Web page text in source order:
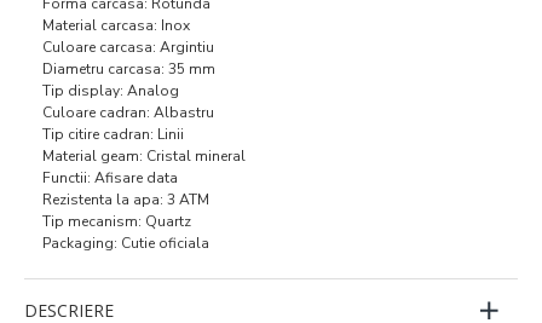
Material carcasa: Inox
Culoare carcasa: Argintiu
Diametru carcasa: 35 mm
Tip display: Analog
Culoare cadran: Albastru
Tip citire cadran: Linii
Material geam: Cristal mineral
Functii: Afisare data
Rezistenta la apa: 3 ATM
Tip mecanism: Quartz
Packaging: Cutie oficiala
DESCRIERE